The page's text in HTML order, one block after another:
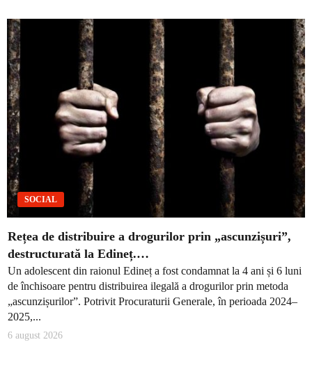
SOCIAL
Rețea de distribuire a drogurilor prin „ascunzișuri”,
destructurată la Edineț.…
Un adolescent din raionul Edineț a fost condamnat la 4 ani și 6 luni
de închisoare pentru distribuirea ilegală a drogurilor prin metoda
„ascunzișurilor”. Potrivit Procuraturii Generale, în perioada 2024–
2025,...
6 august 2026